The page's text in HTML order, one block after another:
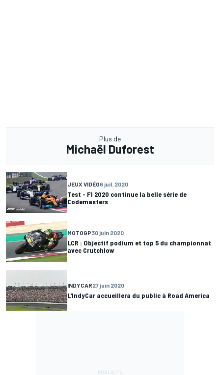
Plus de
Michaël Duforest
JEUX VIDÉO6 juil. 2020
Test - F1 2020 continue la belle série de
Codemasters
MOTOGP30 juin 2020
LCR : Objectif podium et top 5 du championnat
avec Crutchlow
INDYCAR27 juin 2020
L'IndyCar accueillera du public à Road America